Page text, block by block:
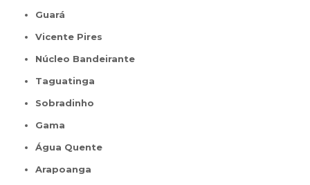
Guará
Vicente Pires
Núcleo Bandeirante
Taguatinga
Sobradinho
Gama
Água Quente
Arapoanga